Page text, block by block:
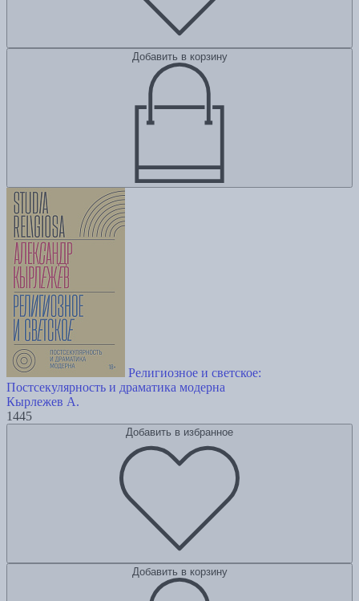
Добавить в корзину
Религиозное и светское:
Постсекулярноcть и драматика модерна
Кырлежев А.
1445
Добавить в избранное
Добавить в корзину